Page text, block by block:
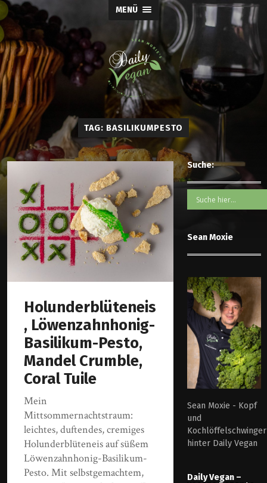
MENÜ
TAG: BASILIKUMPESTO
Holunderblüteneis
, Löwenzahnhonig-
Basilikum-Pesto,
Mandel Crumble,
Coral Tuile
Mein
Mittsommernachtstraum:
leichtes, duftendes, cremiges
Holunderblüteneis auf süßem
Löwenzahnhonig-Basilikum-
Pesto. Mit selbstgemachtem,
Suche:
Sean Moxie
Sean Moxie - Kopf
und
Kochlöffelschwinger
hinter Daily Vegan
Daily Vegan –